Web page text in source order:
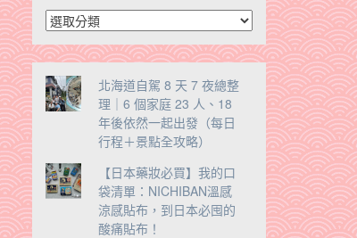
分
類
北海道自駕 8 天 7 夜總整
理｜6 個家庭 23 人、18
年後依然一起出發（每日
行程＋景點全攻略）
【日本藥妝必買】我的口
袋清單：NICHIBAN溫感
涼感貼布，到日本必囤的
酸痛貼布！